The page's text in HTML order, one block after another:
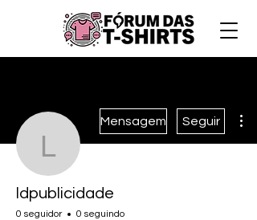
ldpublicidade
Mensagem Seguir
ldpublicidade
0 seguidor 0 seguindo